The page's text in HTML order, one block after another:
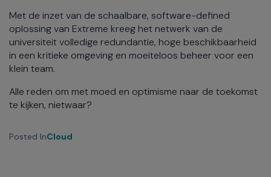
Met de inzet van de schaalbare, software-defined
oplossing van Extreme kreeg het netwerk van de
universiteit volledige redundantie, hoge beschikbaarheid
in een kritieke omgeving en moeiteloos beheer voor een
klein team.
Alle reden om met moed en optimisme naar de toekomst
te kijken, nietwaar?
Posted InCloud